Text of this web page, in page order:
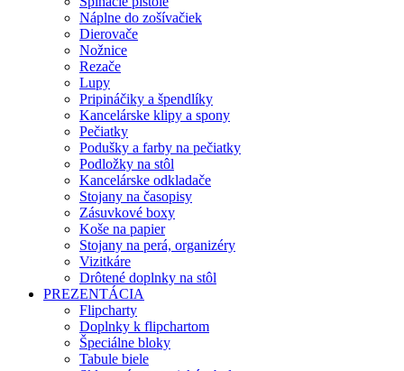
Náplne do zošívačiek
Dierovače
Nožnice
Rezače
Lupy
Pripináčiky a špendlíky
Kancelárske klipy a spony
Pečiatky
Podušky a farby na pečiatky
Podložky na stôl
Kancelárske odkladače
Stojany na časopisy
Zásuvkové boxy
Koše na papier
Stojany na perá, organizéry
Vizitkáre
Drôtené doplnky na stôl
PREZENTÁCIA
Flipcharty
Doplnky k flipchartom
Špeciálne bloky
Tabule biele